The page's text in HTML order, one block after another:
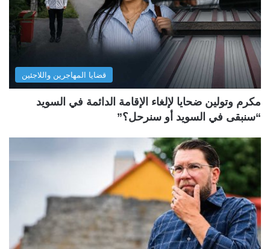
قضايا المهاجرين واللاجئين
مكرم وتولين ضحايا لإلغاء الإقامة الدائمة في السويد
“سنبقى في السويد أو سنرحل؟”